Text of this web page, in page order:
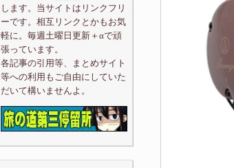
します。当サイトはリンクフリ
ーです。相互リンクとかもお気
軽に。毎週土曜日更新＋αで頑
張っています。
各記事の引用等、まとめサイト
等への利用もご自由にしていた
だいて構いませんよ。